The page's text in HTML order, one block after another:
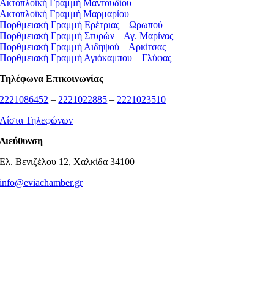
Ακτοπλοϊκή Γραμμή Μαντουδίου
Ακτοπλοϊκή Γραμμή Μαρμαρίου
Πορθμειακή Γραμμή Ερέτριας – Ωρωπού
Πορθμειακή Γραμμή Στυρών – Αγ. Μαρίνας
Πορθμειακή Γραμμή Αιδηψού – Αρκίτσας
Πορθμειακή Γραμμή Αγιόκαμπου – Γλύφας
Τηλέφωνα Επικοινωνίας
2221086452 – 2221022885 – 2221023510
Λίστα Τηλεφώνων
Διεύθυνση
Ελ. Βενιζέλου 12, Χαλκίδα 34100
info@eviachamber.gr